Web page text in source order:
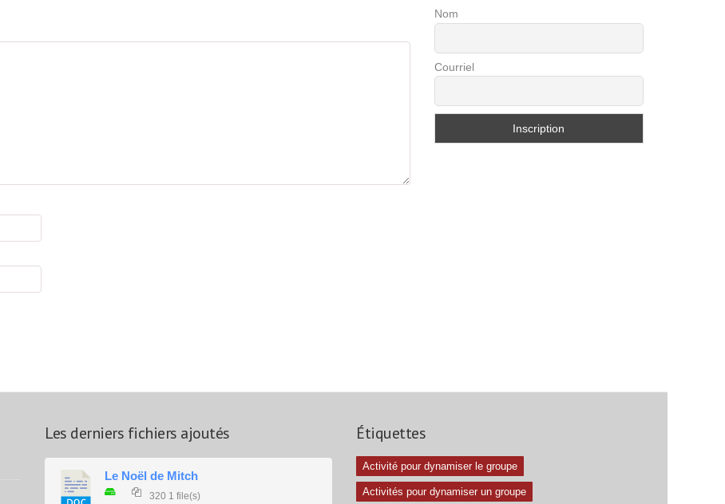
Nom
Courriel
Les derniers fichiers ajoutés
Le Noël de Mitch
320 1 file(s)
Étiquettes
Activité pour dynamiser le groupe
Activités pour dynamiser un groupe